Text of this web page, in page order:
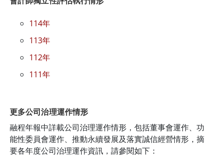
114年
113年
112年
111年
更多公司治理運作情形
融程年報中詳載公司治理運作情形，包括董事會運作、功
能性委員會運作、推動永續發展及落實誠信經營情形，摘
要各年度公司治理運作資訊，請參閱如下：